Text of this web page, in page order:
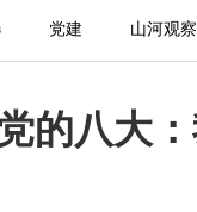
党建 山河观察
的八大